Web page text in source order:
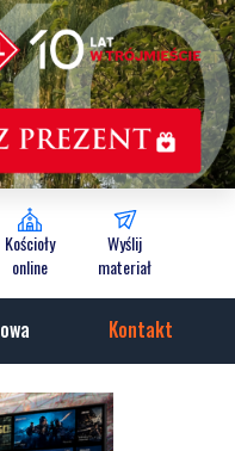
Kościoły
online
Wyślij
materiał
Kontakt